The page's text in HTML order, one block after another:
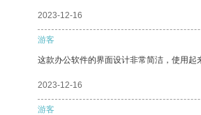
2023-12-16
游客
这款办公软件的界面设计非常简洁，使用起
2023-12-16
游客